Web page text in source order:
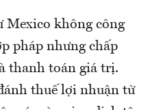
Mexico không công
pháp nhưng chấp
thanh toán giá trị.
thuế lợi nhuận từ